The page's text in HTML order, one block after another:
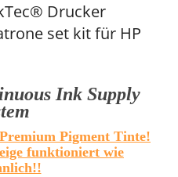
Drucker
set kit für HP
Ink Supply
Premium Pigment Tinte!
funktioniert wie